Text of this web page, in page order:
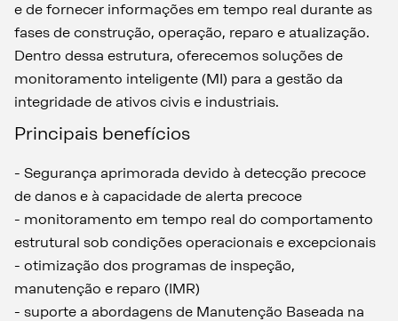
e de fornecer informações em tempo real durante as
fases de construção, operação, reparo e atualização.
Dentro dessa estrutura, oferecemos soluções de
monitoramento inteligente (MI) para a gestão da
integridade de ativos civis e industriais.
Principais benefícios
- Segurança aprimorada devido à detecção precoce
de danos e à capacidade de alerta precoce
- monitoramento em tempo real do comportamento
estrutural sob condições operacionais e excepcionais
- otimização dos programas de inspeção,
manutenção e reparo (IMR)
- suporte a abordagens de Manutenção Baseada na